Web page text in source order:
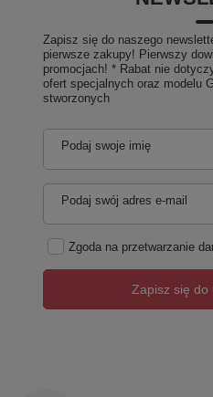
Zapisz się do naszego
pierwsze zakupy! Pierwszy
promocjach! * Rabat nie
ofert specjalnych oraz modelu
stworzonych
Podaj swoje imię
Podaj swój adres e-mail
Zgoda na przetwarzanie
Zapisz się do